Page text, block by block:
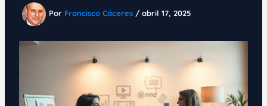
Por Francisco Cáceres / abril 17, 2025